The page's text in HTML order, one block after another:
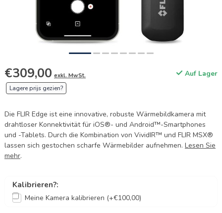
€309,00 exkl. MwSt. Auf Lager
Lagere prijs gezien?
Die FLIR Edge ist eine innovative, robuste Wärmebildkamera mit
drahtloser Konnektivität für iOS®- und Android™-Smartphones
und -Tablets. Durch die Kombination von VividIR™ und FLIR MSX®
lassen sich gestochen scharfe Wärmebilder aufnehmen. Lesen Sie
mehr.
Kalibrieren?:
Meine Kamera kalibrieren (+€100,00)